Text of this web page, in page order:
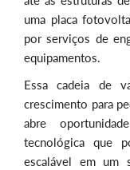
uma placa
por serviços de
equipamentos.
Essa cadeia de
crescimento para
abre
tecnológica que
escalável em um